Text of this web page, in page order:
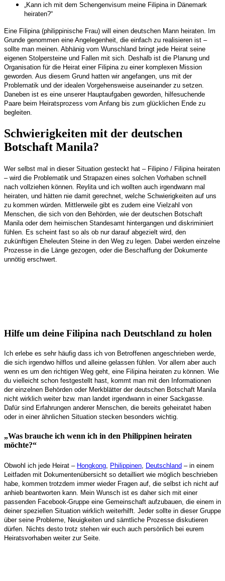
„Kann ich mit dem Schengenvisum meine Filipina in Dänemark
heiraten?“
Eine Filipina (philippinische Frau) will einen deutschen Mann heiraten. Im
Grunde genommen eine Angelegenheit, die einfach zu realisieren ist –
sollte man meinen. Abhänig vom Wunschland bringt jede Heirat seine
eigenen Stolpersteine und Fallen mit sich.
Deshalb ist die Planung und
Organisation für die Heirat einer Filipina zu einer komplexen Mission
geworden. Aus diesem Grund hatten wir angefangen, uns mit der
Problematik und der idealen Vorgehensweise auseinander zu setzen.
Daneben ist es eine unserer Hauptaufgaben geworden, hilfesuchende
Paare beim Heiratsprozess vom Anfang bis zum glücklichen Ende zu
begleiten.
Schwierigkeiten mit der deutschen
Botschaft Manila?
Wer selbst mal in dieser Situation gesteckt hat – Filipino / Filipina heiraten
– wird die Problematik und Strapazen eines solchen Vorhaben schnell
nach vollziehen können. Reylita und ich wollten auch irgendwann mal
heiraten, und hätten nie damit gerechnet, welche Schwierigkeiten auf uns
zu kommen würden. Mittlerweile gibt es zudem eine Vielzahl von
Menschen, die sich von den Behörden, wie der deutschen Botschaft
Manila oder dem heimischen Standesamt hintergangen und diskriminiert
fühlen. Es scheint fast so als ob nur darauf abgezielt wird, den
zukünftigen Eheleuten Steine in den Weg zu legen. Dabei werden einzelne
Prozesse in die Länge gezogen, oder die Beschaffung der Dokumente
unnötig erschwert.
Hilfe um deine Filipina nach Deutschland zu holen
Ich erlebe es sehr häufig dass ich von Betroffenen angeschrieben werde,
die sich irgendwo hilflos und alleine gelassen fühlen. Vor allem aber auch
wenn es um den richtigen Weg geht, eine Filipina heiraten zu können. Wie
du vielleicht schon festgestellt hast, kommt man mit den Informationen
der einzelnen Behörden oder Merkblätter der deutschen Botschaft Manila
nicht wirklich weiter bzw. man landet irgendwann in einer Sackgasse.
Dafür sind Erfahrungen anderer Menschen, die bereits geheiratet haben
oder in einer ähnlichen Situation stecken besonders wichtig.
„Was brauche ich wenn ich in den Philippinen heiraten
möchte?“
Obwohl ich jede Heirat – Hongkong Philippinen Deutschland – in einem
Leitfaden mit Dokumentenübersicht so detailliert wie möglich beschrieben
habe, kommen trotzdem immer wieder Fragen auf, die selbst ich nicht auf
anhieb beantworten kann. Mein Wunsch ist es daher sich mit einer
passenden Facebook-Gruppe eine Gemeinschaft aufzubauen, die einem in
deiner speziellen Situation wirklich weiterhilft. Jeder sollte in dieser Gruppe
über seine Probleme, Neuigkeiten und sämtliche Prozesse diskutieren
dürfen. Nichts desto trotz stehen wir euch auch persönlich bei eurem
Heiratsvorhaben weiter zur Seite.